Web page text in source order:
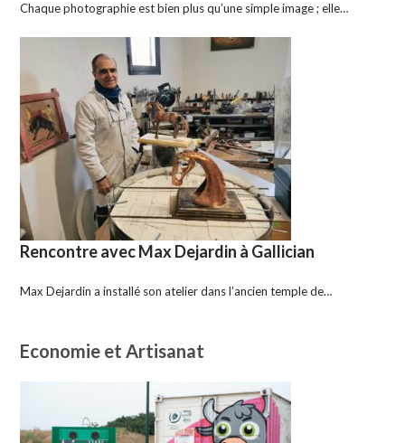
Chaque photographie est bien plus qu’une simple image ; elle…
Rencontre avec Max Dejardin à Gallician
Max Dejardin a installé son atelier dans l’ancien temple de…
Economie et Artisanat